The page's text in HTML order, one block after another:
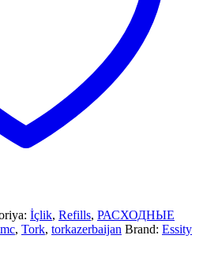
İçlik, Refills, РАСХОДНЫЕ
, Tork, torkazerbaijan Brand: Essity